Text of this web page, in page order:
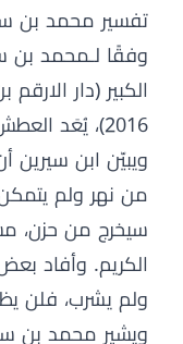
تفسير محمد بن
وفقًا لـمحمد بن
الكبير (دار
2016)، يُعَد العطش في التأويل خللاً في الدين.
ويبيّن ابن سيرين
من نهر ولم
سيخرج من حزن،
الكريم. وأفاد
ولم يشرب، فلن
ويشير محمد بن